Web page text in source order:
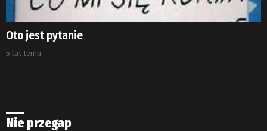
Oto jest pytanie
5 lat temu
Nie przegap